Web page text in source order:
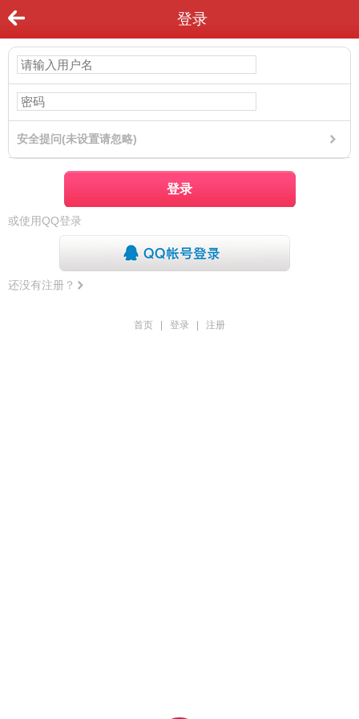
登录
安全提问(未设置请忽略)
登录
或使用QQ登录
还没有注册？
首页 登录 注册